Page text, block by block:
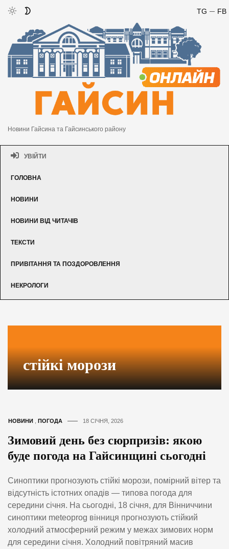
FB
TG
Новини Гайсина та Гайсинського району
УВІЙТИ
ГОЛОВНА
НОВИНИ
НОВИНИ ВІД ЧИТАЧІВ
ТЕКСТИ
ПРИВІТАННЯ ТА ПОЗДОРОВЛЕННЯ
НЕКРОЛОГИ
стійкі морози
НОВИНИ ПОГОДА 18 СІЧНЯ, 2026
Зимовий день без сюрпризів: якою
буде погода на Гайсинщині сьогодні
Синоптики прогнозують стійкі морози, помірний вітер та
відсутність істотних опадів — типова погода для
середини січня. На сьогодні, 18 січня, для Вінниччини
синоптики meteoprog вінниця прогнозують стійкий
холодний атмосферний режим у межах зимових норм
для середини січня. Холодний повітряний масив